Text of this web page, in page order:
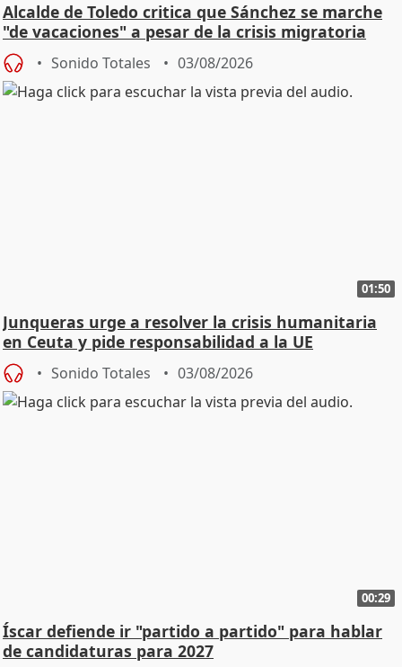
Alcalde de Toledo critica que Sánchez se marche
"de vacaciones" a pesar de la crisis migratoria
Sonido Totales 03/08/2026
01:50
Junqueras urge a resolver la crisis humanitaria
en Ceuta y pide responsabilidad a la UE
Sonido Totales 03/08/2026
00:29
Íscar defiende ir "partido a partido" para hablar
de candidaturas para 2027